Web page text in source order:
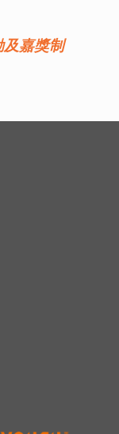
及嘉獎制